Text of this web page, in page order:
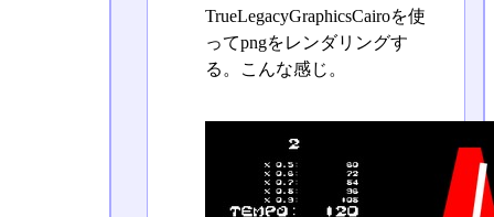
TrueLegacyGraphicsCairoを使
ってpngをレンダリングす
る。こんな感じ。